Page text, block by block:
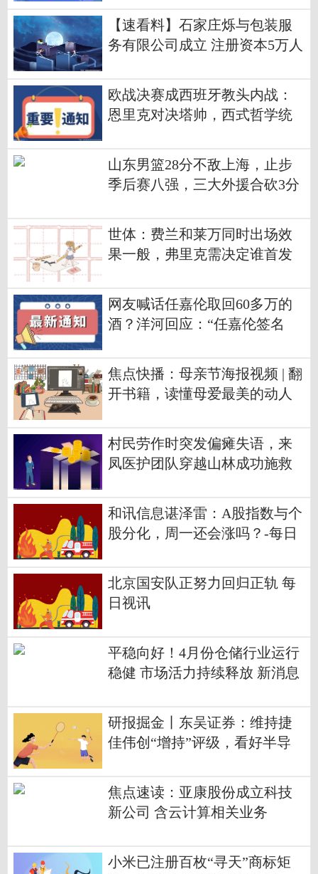
【速看料】石家庄烁与包装服
务有限公司成立 注册资本5万人
欧战决赛成西班牙教头内战：
恩里克对决塔帅，西式哲学统
山东男篮28分不敌上海，止步
季后赛八强，三大外援合砍3分
世体：费兰和莱万同时出场效
果一般，弗里克需决定谁首发
网友喊话任嘉伦取回60多万的
酒？洋河回应：“任嘉伦签名
视点
焦点快播：母亲节海报视频 | 翻
开书籍，读懂母爱最美的动人
村民劳作时突发偏瘫失语，来
凤医护团队穿越山林成功施救
和讯信息谌泽雷：A股指数与个
股分化，周一还会涨吗？-每日
北京国安队正努力回归正轨 每
日视讯
平稳向好！4月份仓储行业运行
稳健 市场活力持续释放 新消息
研报掘金丨东吴证券：维持捷
佳伟创“增持”评级，看好半导
焦点速读：亚康股份成立科技
新公司 含云计算相关业务
小米已注册百枚“寻天”商标矩